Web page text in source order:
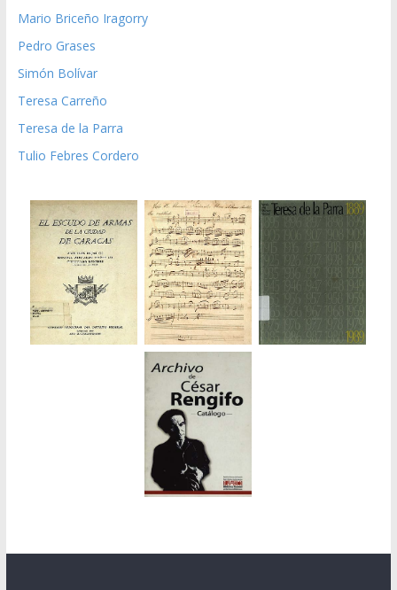
Mario Briceño Iragorry
Pedro Grases
Simón Bolívar
Teresa Carreño
Teresa de la Parra
Tulio Febres Cordero